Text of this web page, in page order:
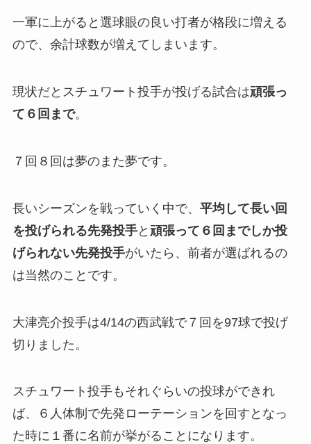
一軍に上がると選球眼の良い打者が格段に増える
ので、余計球数が増えてしまいます。
現状だとスチュワート投手が投げる試合は頑張っ
て６回まで。
７回８回は夢のまた夢です。
長いシーズンを戦っていく中で、 平均して長い回
を投げられる先発投手と 頑張って６回までしか投
げられない先発投手がいたら、前者が選ばれるの
は当然のことです。
大津亮介投手は4/14の西武戦で７回を97球で投げ
切りました。
スチュワート投手もそれぐらいの投球ができれ
ば、６人体制で先発ローテーションを回すとなっ
た時に１番に名前が挙がることになります。